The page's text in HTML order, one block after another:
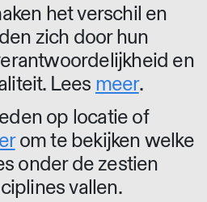
het verschil en
zich door hun
en
Lees meer.
op locatie of
om te bekijken welke
onder de zestien
vallen.